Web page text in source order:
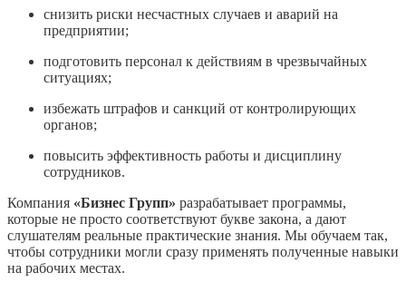
снизить риски несчастных случаев и аварий на
предприятии;
подготовить персонал к действиям в чрезвычайных
ситуациях;
избежать штрафов и санкций от контролирующих
органов;
повысить эффективность работы и дисциплину
сотрудников.
Компания «Бизнес Групп» разрабатывает программы,
которые не просто соответствуют букве закона, а дают
слушателям реальные практические знания. Мы обучаем так,
чтобы сотрудники могли сразу применять полученные навыки
на рабочих местах.